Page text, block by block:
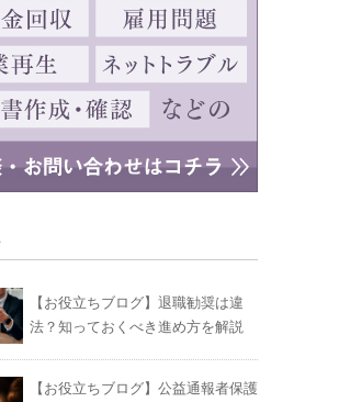
【お役立ちブログ】退職勧奨は違
法？知っておくべき進め方を解説
【お役立ちブログ】公益通報者保護